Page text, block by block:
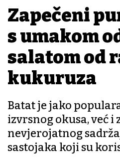
Zapečeni
s umakom
salatom od
kukuruza
Batat je jako
izvrsnog okusa, već i
nevjerojatnog
sastojaka koji su